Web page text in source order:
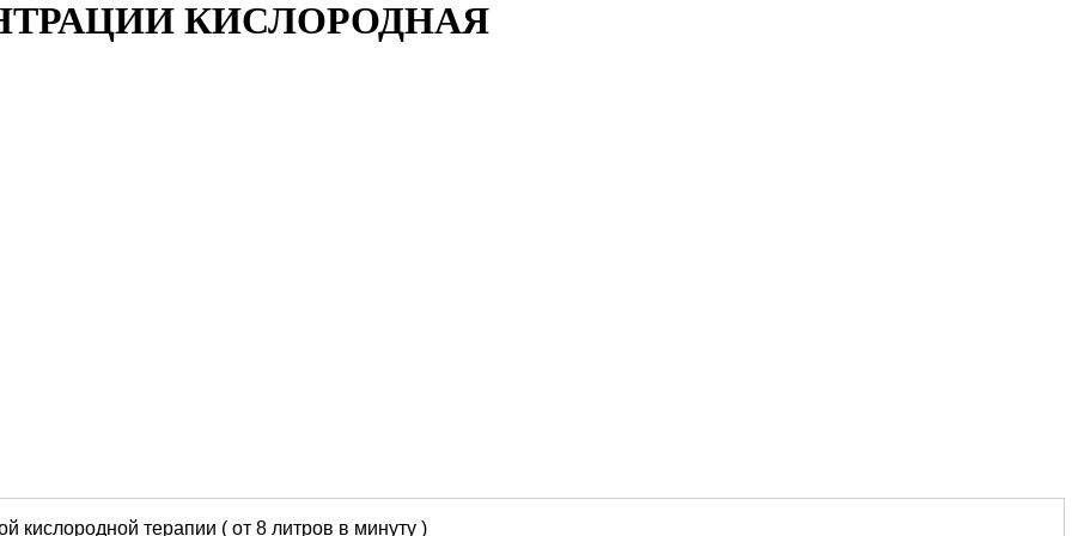
КИСЛОРОДНАЯ
кислородной терапии ( от 8 литров в минуту )